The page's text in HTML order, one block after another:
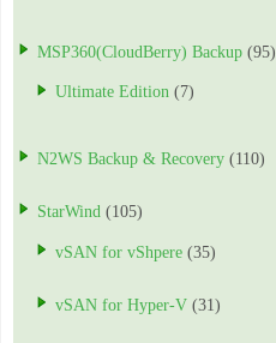
MSP360(CloudBerry) Backup (95)
Ultimate Edition (7)
N2WS Backup & Recovery (110)
StarWind (105)
vSAN for vShpere (35)
vSAN for Hyper-V (31)